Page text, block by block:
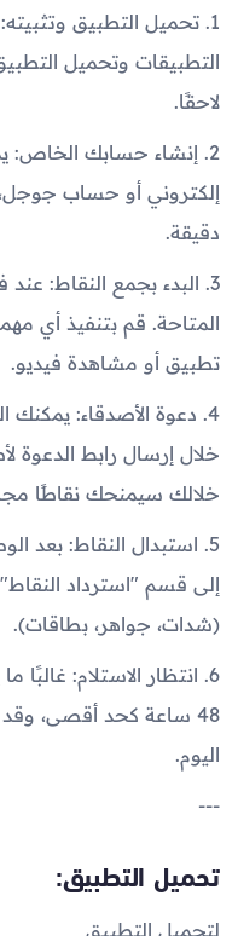
1. تحميل التطبيق
التطبيقات وتحميل
لاحقًا.
2. إنشاء حسابك الخاص:
إلكتروني أو حساب
دقيقة.
3. البدء بجمع النقاط:
المتاحة. قم بتنفيذ أي
تطبيق أو مشاهدة فيديو.
4. دعوة الأصدقاء:
خلال إرسال رابط
خلالك سيمنحك نقاطًا
5. استبدال النقاط: بعد
إلى قسم "استرداد
(شدات، جواهر، بطاقات).
48 ساعة كحد أقصى،
اليوم.
---
تحميل التطبيق:
لتحميل التطبيق